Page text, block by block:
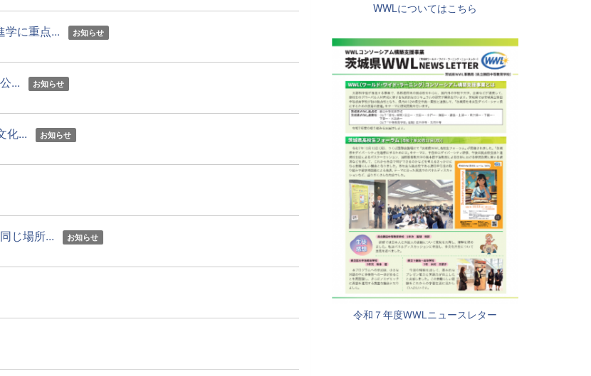
に重点... お知らせ
... お知らせ
化... お知らせ
じ場所... お知らせ
WWLについてはこちら
令和７年度WWLニュースレター